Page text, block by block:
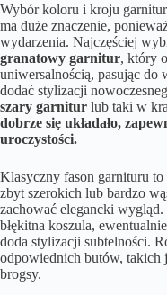
Wybór koloru i kroju
ma duże znaczenie,
wydarzenia. Najczęściej
granatowy garnitur, który
uniwersalnością, pasując do
dodać stylizacji
szary garnitur lub taki w
dobrze się układało,
uroczystości.
Klasyczny fason garnituru
zbyt szerokich lub bardzo
zachować elegancki wygląd.
błękitna koszula,
doda stylizacji subtelności.
odpowiednich butów, takich
brogsy.